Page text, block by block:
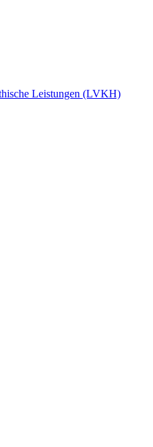
Leistungen (LVKH)